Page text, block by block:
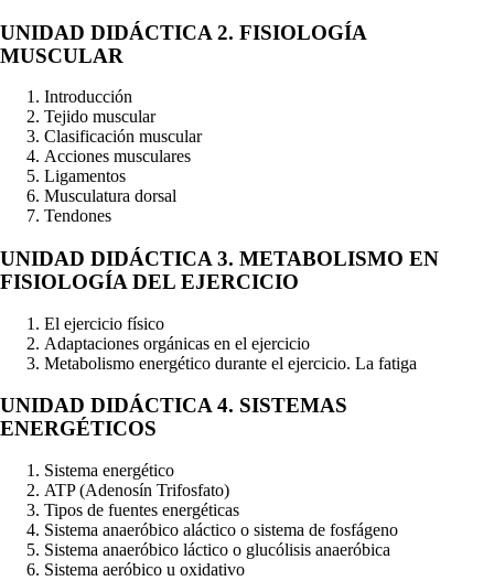
UNIDAD DIDÁCTICA 2. FISIOLOGÍA
MUSCULAR
Introducción
Tejido muscular
Clasificación muscular
Acciones musculares
Ligamentos
Musculatura dorsal
Tendones
UNIDAD DIDÁCTICA 3. METABOLISMO EN
FISIOLOGÍA DEL EJERCICIO
El ejercicio físico
Adaptaciones orgánicas en el ejercicio
Metabolismo energético durante el ejercicio. La fatiga
UNIDAD DIDÁCTICA 4. SISTEMAS
ENERGÉTICOS
Sistema energético
ATP (Adenosín Trifosfato)
Tipos de fuentes energéticas
Sistema anaeróbico aláctico o sistema de fosfágeno
Sistema anaeróbico láctico o glucólisis anaeróbica
Sistema aeróbico u oxidativo